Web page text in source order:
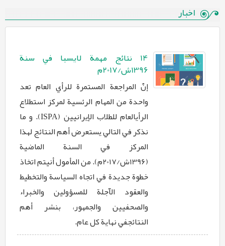
اخبار
14 نتائج مهمة لايسبا في سنة
1396ش/2017م
إنّ المراجعة المستمرة للرأي العام تعد
واحدة من المهام الرئسية لمركز استطلاع
الرأيالعام للطلاب الإيرانيين (ISPA). و ما
نذكر في التالي يستعرض أهم النتائج لهذا
المركز في السنة الماضية
(1396ش/2017م). من المأمول أنيتم اتخاذ
خطوة جديدة في اتجاه السياسة والتخطيط
والعقود الآجلة للمسؤولين والخبراء
والصحفيين والجمهور، بنشر أهم
النتائجفي نهاية كل عام.